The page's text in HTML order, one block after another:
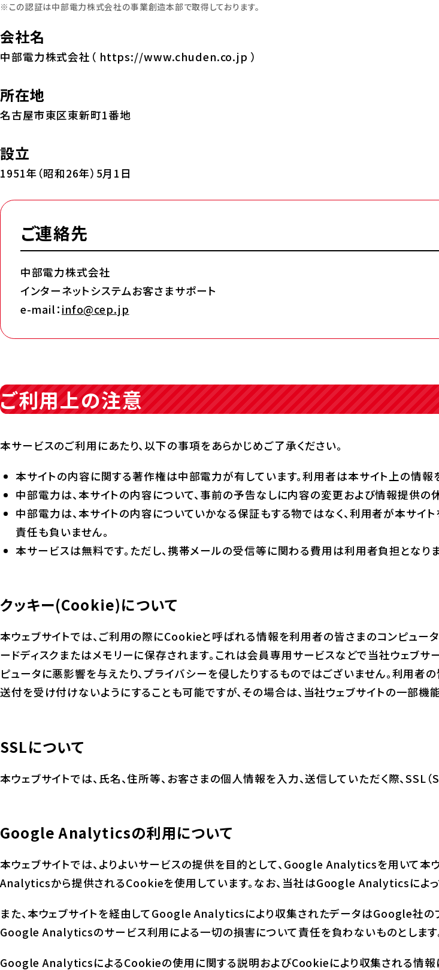
※この認証は中部電力株式会社の事業創造本部で取得しております。
会社名
中部電力株式会社（ https://www.chuden.co.jp ）
所在地
名古屋市東区東新町1番地
設立
1951年（昭和26年）5月1日
ご連絡先
中部電力株式会社
インターネットシステムお客さまサポート
e-mail： info@cep.jp
ご利用上の注意
本サービスのご利用にあたり、以下の事項をあらかじめご了承ください。
本サイトの内容に関する著作権は中部電力が有しています。利用者は本サイト上の情報
中部電力は、本サイトの内容について、事前の予告なしに内容の変更および情報提供の
中部電力は、本サイトの内容についていかなる保証もする物ではなく、利用者が本サイ
責任も負いません。
本サービスは無料です。ただし、携帯メールの受信等に関わる費用は利用者負担となりま
クッキー(Cookie)について
本ウェブサイトでは、ご利用の際にCookieと呼ばれる情報を利用者の皆さまのコンピュー
ードディスクまたはメモリーに保存されます。これは会員専用サービスなどで当社ウェブ
ピュータに悪影響を与えたり、プライバシーを侵したりするものではございません。利用者
送付を受け付けないようにすることも可能ですが、その場合は、当社ウェブサイトの一部機
SSLについて
本ウェブサイトでは、氏名、住所等、お客さまの個人情報を入力、送信していただく際、
Google Analyticsの利用について
本ウェブサイトでは、よりよいサービスの提供を目的として、Google Analyticsを用いて本
Analyticsから提供されるCookieを使用しています。なお、当社はGoogle Analyticsによっ
また、本ウェブサイトを経由してGoogle Analyticsにより収集されたデータはGoogle社の
Google Analyticsのサービス利用による一切の損害について責任を負わないものとします
Google AnalyticsによるCookieの使用に関する説明およびCookieにより収集される情